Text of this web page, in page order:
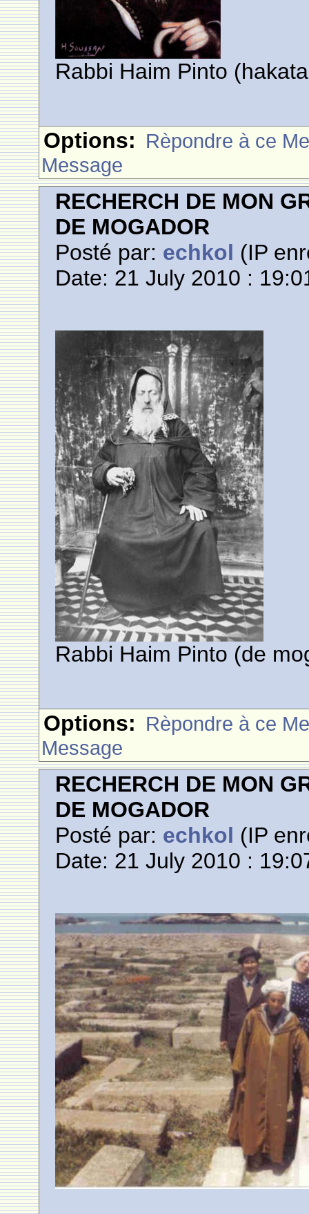
Rabbi Haim Pinto
Options: Rèpondre à ce
Message
RECHERCH DE MON
DE MOGADOR
Posté par: echkol (IP
Date: 21 July 2010 :
Rabbi Haim Pinto (de
Options: Rèpondre à ce
Message
RECHERCH DE MON
DE MOGADOR
Posté par: echkol (IP
Date: 21 July 2010 :